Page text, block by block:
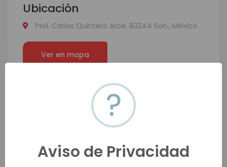
Ubicación
Prol. Carlos Quintero Arce, 83244 Son., México
Ver en mapa
?
Aviso de Privacidad